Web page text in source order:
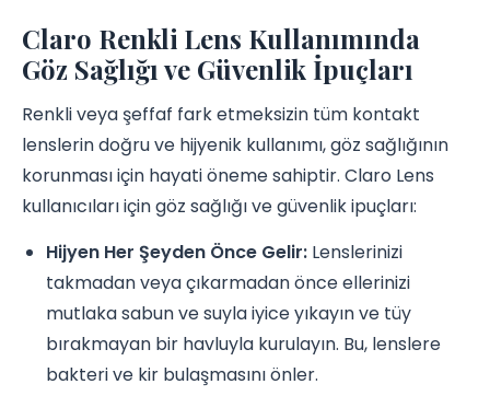
Claro Renkli Lens Kullanımında
Göz Sağlığı ve Güvenlik İpuçları
Renkli veya şeffaf fark etmeksizin tüm kontakt
lenslerin doğru ve hijyenik kullanımı, göz sağlığının
korunması için hayati öneme sahiptir. Claro Lens
kullanıcıları için göz sağlığı ve güvenlik ipuçları:
Hijyen Her Şeyden Önce Gelir: Lenslerinizi
takmadan veya çıkarmadan önce ellerinizi
mutlaka sabun ve suyla iyice yıkayın ve tüy
bırakmayan bir havluyla kurulayın. Bu, lenslere
bakteri ve kir bulaşmasını önler.